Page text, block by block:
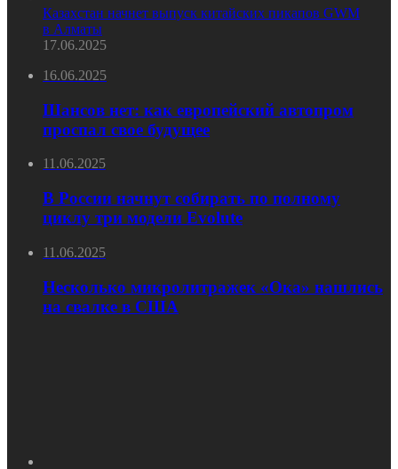
Казахстан начнет выпуск китайских пикапов GWM
в Алматы
17.06.2025
16.06.2025
Шансов нет: как европейский автопром
проспал свое будущее
11.06.2025
В России начнут собирать по полному
циклу три модели Evolute
11.06.2025
Несколько микролитражек «Ока» нашлись
на свалке в США